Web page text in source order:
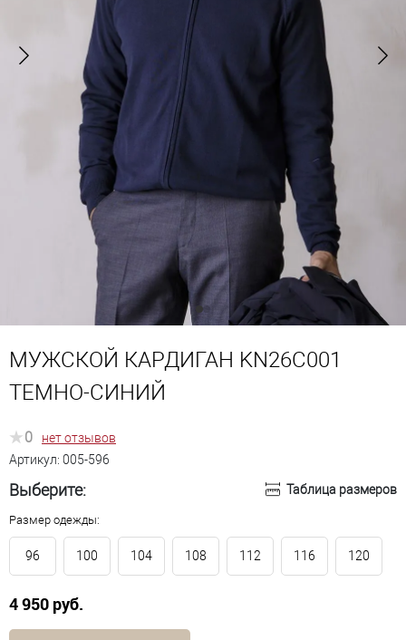
МУЖСКОЙ КАРДИГАН KN26C001
ТЕМНО-СИНИЙ
0
нет отзывов
Артикул: 005-596
Выберите: Таблица размеров
Размер одежды:
96 100 104 108 112 116 120
4 950 руб.